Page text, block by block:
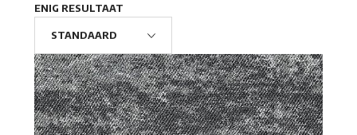
ENIG RESULTAAT